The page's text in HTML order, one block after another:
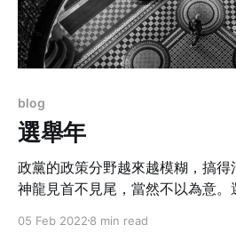
blog
選舉年
政黨的政策分野越來越模糊，搞得
神龍見首不見尾，當然不以為意。
05 Feb 2022 8 min read